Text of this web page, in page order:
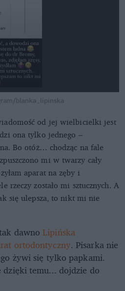
blanka_lipinska
od jej wielbicielki jest
ona tylko jednego –
Bo otóż… chodząc na fale
mi w twarzy cały
aparat na zęby i
rzeczy zostało mi sztucznych. A
się ulepsza, to nikt mi nie
dawnoLipińska
ortodontyczny. Pisarka nie
żywi się tylko papkami.
temu... dojdzie do